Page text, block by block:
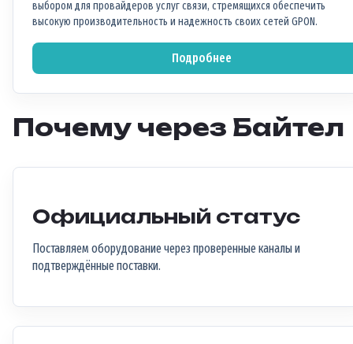
выбором для провайдеров услуг связи, стремящихся обеспечить
высокую производительность и надежность своих сетей GPON.
Подробнее
Почему через Байтел
Официальный статус
Поставляем оборудование через проверенные каналы и
подтверждённые поставки.